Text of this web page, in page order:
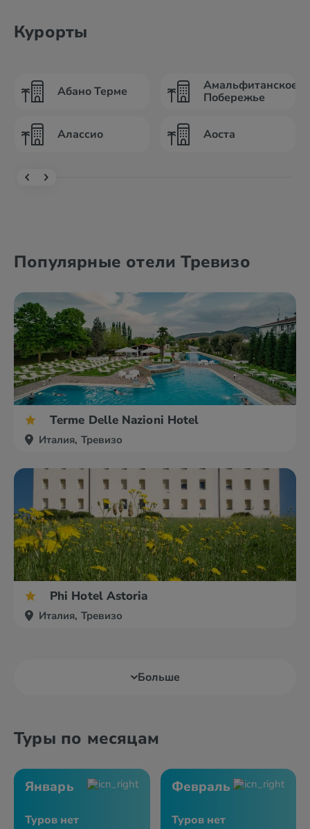
Курорты
Абано Терме
Алассио
Амальфитанское
Побережье
Аоста
Популярные отели Тревизо
Terme Delle Nazioni Hotel
Италия, Тревизо
Phi Hotel Astoria
Италия, Тревизо
Больше
Туры по месяцам
Январь
Туров нет
Февраль
Туров нет